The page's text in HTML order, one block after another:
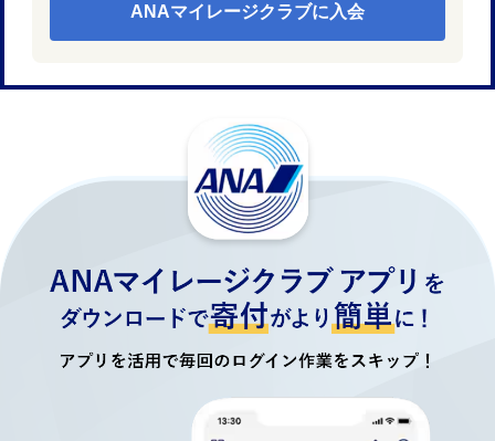
ANAマイレージクラブに入会